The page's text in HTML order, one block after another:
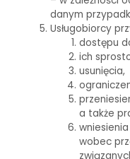
danym
Usługobiorcy
dostępu
ich
usunięcia,
a także
wobec